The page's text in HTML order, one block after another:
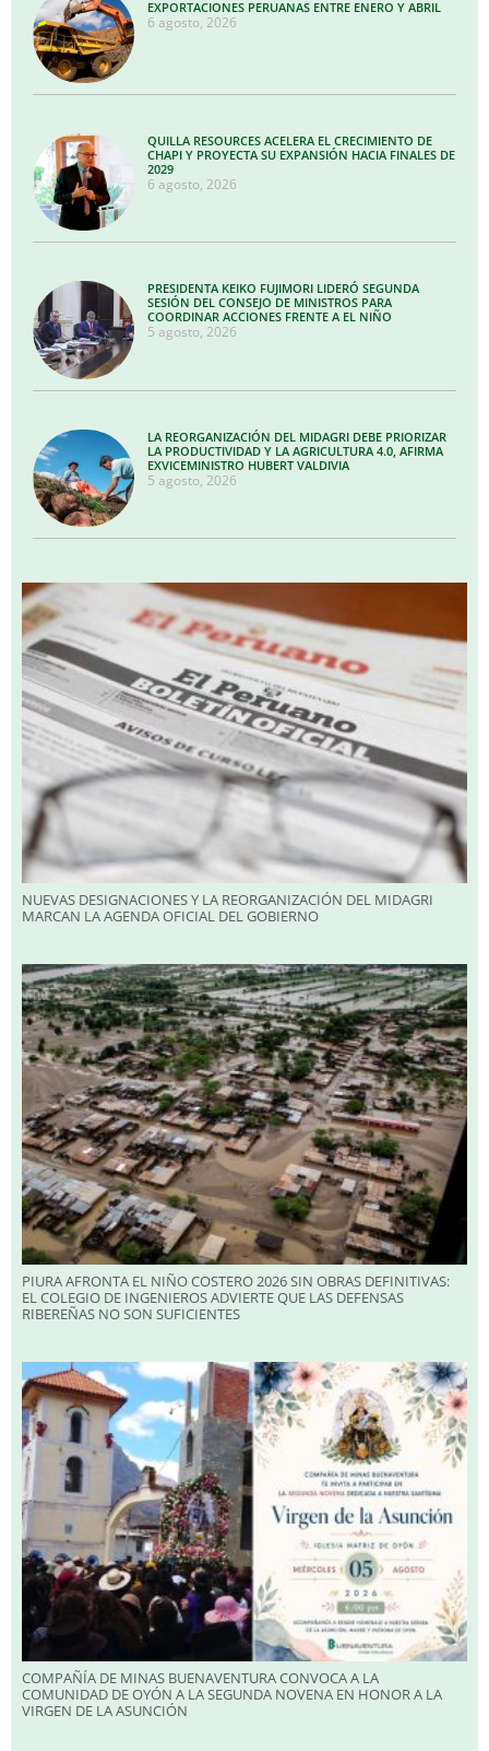
EXPORTACIONES PERUANAS ENTRE ENERO Y ABRIL
6 agosto, 2026
QUILLA RESOURCES ACELERA EL CRECIMIENTO DE
CHAPI Y PROYECTA SU EXPANSIÓN HACIA FINALES DE
2029
6 agosto, 2026
PRESIDENTA KEIKO FUJIMORI LIDERÓ SEGUNDA
SESIÓN DEL CONSEJO DE MINISTROS PARA
COORDINAR ACCIONES FRENTE A EL NIÑO
5 agosto, 2026
LA REORGANIZACIÓN DEL MIDAGRI DEBE PRIORIZAR
LA PRODUCTIVIDAD Y LA AGRICULTURA 4.0, AFIRMA
EXVICEMINISTRO HUBERT VALDIVIA
5 agosto, 2026
NUEVAS DESIGNACIONES Y LA REORGANIZACIÓN DEL MIDAGRI
MARCAN LA AGENDA OFICIAL DEL GOBIERNO
PIURA AFRONTA EL NIÑO COSTERO 2026 SIN OBRAS DEFINITIVAS:
EL COLEGIO DE INGENIEROS ADVIERTE QUE LAS DEFENSAS
RIBEREÑAS NO SON SUFICIENTES
COMPAÑÍA DE MINAS BUENAVENTURA CONVOCA A LA
COMUNIDAD DE OYÓN A LA SEGUNDA NOVENA EN HONOR A LA
VIRGEN DE LA ASUNCIÓN